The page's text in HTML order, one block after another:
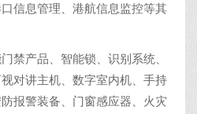
信息管理、港航信息监控等其
产品、智能锁、识别系统、
对讲主机、数字室内机、手持
报警装备、门窗感应器、火灾